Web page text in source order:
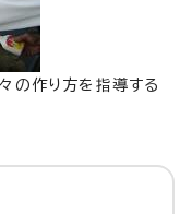
の作り方を指導する